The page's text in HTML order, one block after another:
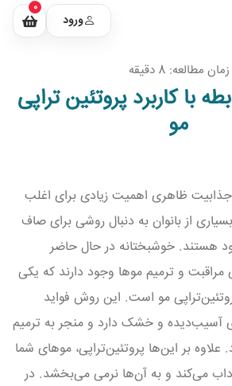
ورود
0
مطالعه: 8 دقیقه
با کاربرد پروتئین تراپی
مو
جذابیت ظاهری اهمیت زیادی برای اغلب
از بانوان به دنبال روشی برای صاف
هستند. خوشبختانه در حال حاضر
و ترمیم موها وجود دارند که یکی
مو است. این روش فواید
آسیب‌دیده و خشک دارد و منجر به ترمیم
بر این‌ها پروتئین‌تراپی، موهای شما
می‌کند و به آن‌ها نرمی می‌بخشد. در